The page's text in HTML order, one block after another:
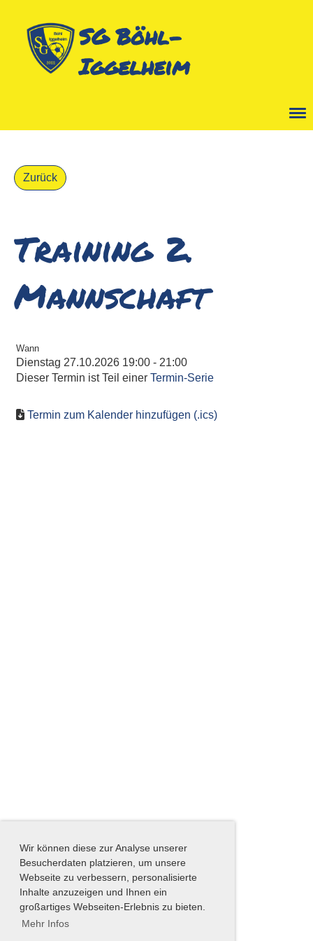
Wir können diese zur Analyse unserer
Besucherdaten platzieren, um unsere
Webseite zu verbessern, personalisierte
Inhalte anzuzeigen und Ihnen ein
großartiges Webseiten-Erlebnis zu bieten.
Mehr Infos
SG Böhl-
Iggelheim
Zurück
Training 2.
Mannschaft
Wann
Dienstag 27.10.2026 19:00 - 21:00
Dieser Termin ist Teil einer Termin-Serie
Termin zum Kalender hinzufügen (.ics)